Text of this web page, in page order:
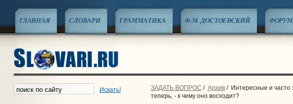
ГЛАВНАЯ СЛОВАРИ ГРАММАТИКА Ф.М. ДОСТОЕВСКИЙ ФОРУМ
Искать! ЗАДАТЬ ВОПРОС / Архив/ Интересные и часто
теперь, - к чему оно восходит?